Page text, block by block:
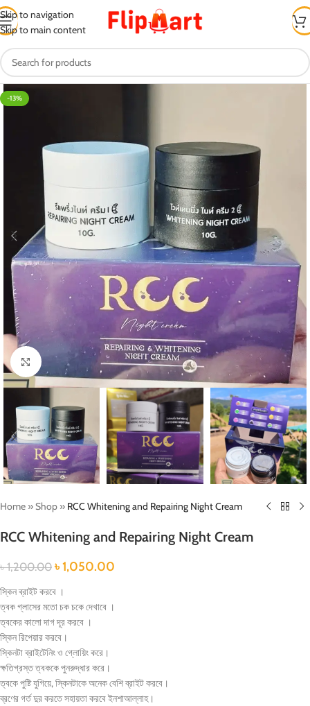
Skip to navigation
Skip to main content
-13%
Click to enlarge
Home »Shop » RCC Whitening and Repairing Night Cream
RCC Whitening and Repairing Night Cream
৳1,200.00 ৳1,050.00
স্কিন ব্রাইট করবে ।
ত্বক গ্লাসের মতো চক চকে দেখাবে ।
ত্বকের কালো দাগ দূর করবে ।
স্কিন রিপেয়ার করবে।
স্কিনটা ব্রাইটেনিং ও গ্লোয়িং করে।
ক্ষতিগ্রস্ত ত্বককে পুনরুদ্ধার করে।
ত্বকে পুষ্টি যুগিয়ে, স্কিনটাকে অনেক বেশি ব্রাইট করবে।
ব্রণের গর্ত দুর করতে সহায়তা করবে ইনশাআল্লাহ।